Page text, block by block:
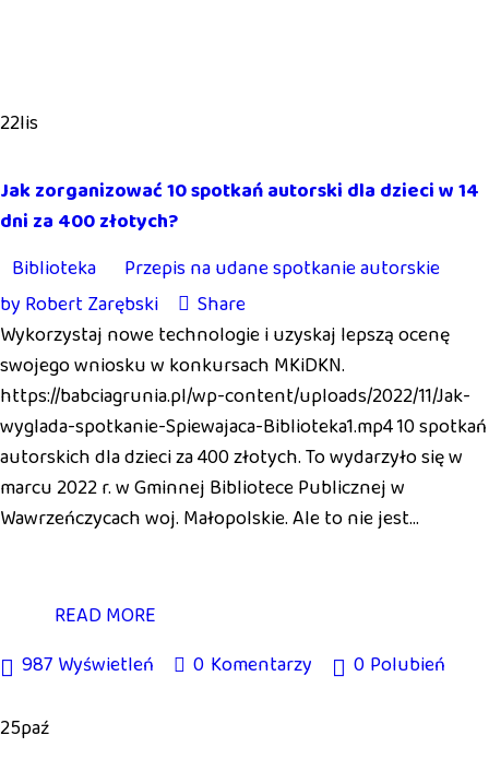
22lis
Jak zorganizować 10 spotkań autorski dla dzieci w 14
dni za 400 złotych?
Biblioteka
Przepis na udane spotkanie autorskie
by Robert Zarębski
Share
Wykorzystaj nowe technologie i uzyskaj lepszą ocenę
swojego wniosku w konkursach MKiDKN.
https://babciagrunia.pl/wp-content/uploads/2022/11/Jak-
wyglada-spotkanie-Spiewajaca-Biblioteka1.mp4 10 spotkań
autorskich dla dzieci za 400 złotych. To wydarzyło się w
marcu 2022 r. w Gminnej Bibliotece Publicznej w
Wawrzeńczycach woj. Małopolskie. Ale to nie jest…
READ MORE
987 Wyświetleń 0 Komentarzy 0 Polubień
25paź